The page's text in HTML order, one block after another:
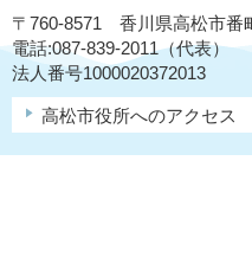
〒760-8571 香川県高松市番
電話:087-839-2011（代表）
法人番号1000020372013
高松市役所へのアクセス